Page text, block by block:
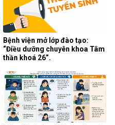
Bệnh viện mở lớp đào tạo:
“Điều dưỡng chuyên khoa Tâm
thần khoá 26”.